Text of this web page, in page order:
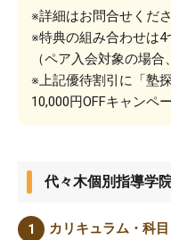
※詳細はお問合せくださ
※特典の組み合わせは4
（ペア入会対象の場合
※上記優待割引に「塾
10,000円OFFキャンペ
代々木個別指導学
カリキュラム・科